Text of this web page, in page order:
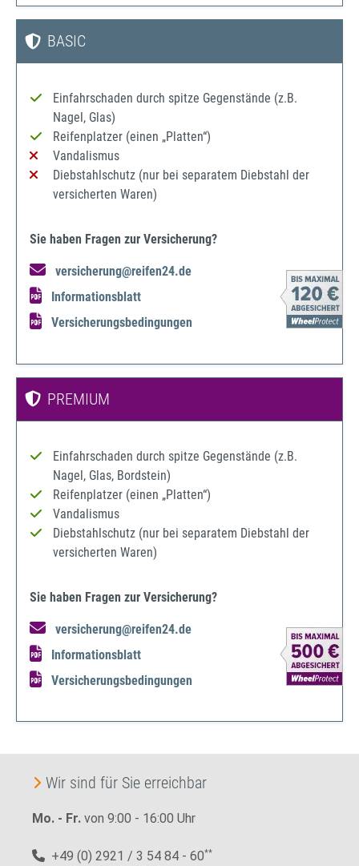
BASIC
Einfahrschaden durch spitze Gegenstände (z.B.
Nagel, Glas)
Reifenplatzer (einen „Platten“)
Vandalismus
Diebstahlschutz (nur bei separatem Diebstahl der
versicherten Waren)
Sie haben Fragen zur Versicherung?
versicherung@reifen24.de
Informationsblatt
Versicherungsbedingungen
PREMIUM
Einfahrschaden durch spitze Gegenstände (z.B.
Nagel, Glas, Bordstein)
Reifenplatzer (einen „Platten“)
Vandalismus
Diebstahlschutz (nur bei separatem Diebstahl der
versicherten Waren)
Sie haben Fragen zur Versicherung?
versicherung@reifen24.de
Informationsblatt
Versicherungsbedingungen
Wir sind für Sie erreichbar
Mo. - Fr. von 9:00 - 16:00 Uhr
+49 (0) 2921 / 3 54 84 - 60**